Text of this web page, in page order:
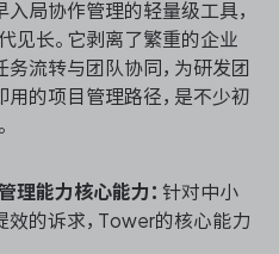
局协作管理的轻量级工具，
见长。它剥离了繁重的企业
流转与团队协同，为研发团
用的项目管理路径，是不少初
理能力核心能力： 针对中小
效的诉求，Tower的核心能力